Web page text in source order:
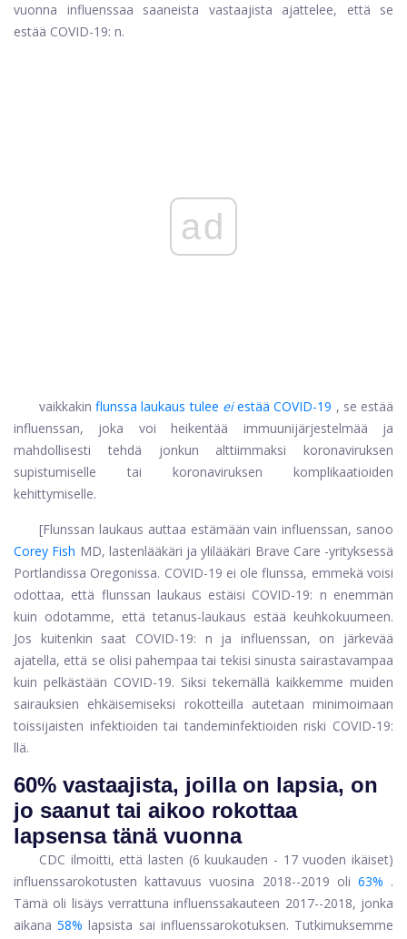
vuonna influenssaa saaneista vastaajista ajattelee, että se
estää COVID-19: n.
ad
vaikkakin flunssa laukaus tulee ei estää COVID-19 , se estää
influenssan, joka voi heikentää immuunijärjestelmää ja
mahdollisesti tehdä jonkun alttiimmaksi koronaviruksen
supistumiselle tai koronaviruksen komplikaatioiden
kehittymiselle.
[Flunssan laukaus auttaa estämään vain influenssan, sanoo
Corey Fish MD, lastenlääkäri ja ylilääkäri Brave Care -yrityksessä
Portlandissa Oregonissa. COVID-19 ei ole flunssa, emmekä voisi
odottaa, että flunssan laukaus estäisi COVID-19: n enemmän
kuin odotamme, että tetanus-laukaus estää keuhkokuumeen.
Jos kuitenkin saat COVID-19: n ja influenssan, on järkevää
ajatella, että se olisi pahempaa tai tekisi sinusta sairastavampaa
kuin pelkästään COVID-19. Siksi tekemällä kaikkemme muiden
sairauksien ehkäisemiseksi rokotteilla autetaan minimoimaan
toissijaisten infektioiden tai tandeminfektioiden riski COVID-19:
llä.
60% vastaajista, joilla on lapsia, on
jo saanut tai aikoo rokottaa
lapsensa tänä vuonna
CDC ilmoitti, että lasten (6 kuukauden - 17 vuoden ikäiset)
influenssarokotusten kattavuus vuosina 2018--2019 oli 63% .
Tämä oli lisäys verrattuna influenssakauteen 2017--2018, jonka
aikana 58% lapsista sai influenssarokotuksen. Tutkimuksemme